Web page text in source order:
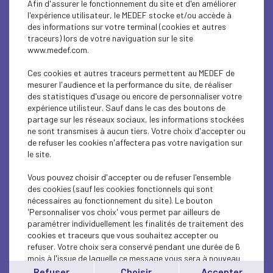
ECONOMY
SOCIAL
ECONOMY
ECONOMY
ECONOMY
ECONOMY
ECONOMY
ECONOMY
ECONOMY
Afin d'assurer le fonctionnement du site et d'en améliorer
l'expérience utilisateur, le MEDEF stocke et/ou accède à
des informations sur votre terminal (cookies et autres
traceurs) lors de votre naviguation sur le site
www.medef.com.
Ces cookies et autres traceurs permettent au MEDEF de
mesurer l'audience et la performance du site, de réaliser
des statistiques d'usage ou encore de personnaliser votre
expérience utilisteur. Sauf dans le cas des boutons de
partage sur les réseaux sociaux, les informations stockées
ne sont transmises à aucun tiers. Votre choix d'accepter ou
de refuser les cookies n'affectera pas votre navigation sur
le site.
Vous pouvez choisir d'accepter ou de refuser l'ensemble
des cookies (sauf les cookies fonctionnels qui sont
nécessaires au fonctionnement du site). Le bouton
'Personnaliser vos choix' vous permet par ailleurs de
paramétrer individuellement les finalités de traitement des
cookies et traceurs que vous souhaitez accepter ou
refuser. Votre choix sera conservé pendant une durée de 6
mois à l'issue de laquelle ce message vous sera à nouveau
affiché..